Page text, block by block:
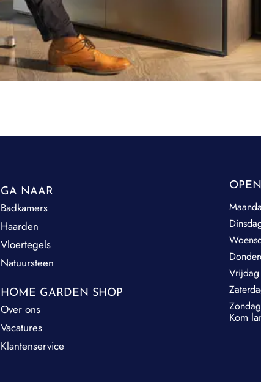
GA NAAR
Badkamers
Haarden
Vloertegels
Natuursteen
HOME GARDEN SHOP
Over ons
Vacatures
Klantenservice
Vrijdag
Zondag
Kom